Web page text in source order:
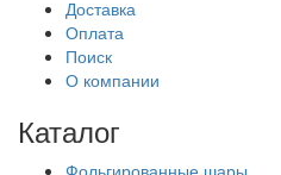
Доставка
Оплата
Поиск
О компании
Каталог